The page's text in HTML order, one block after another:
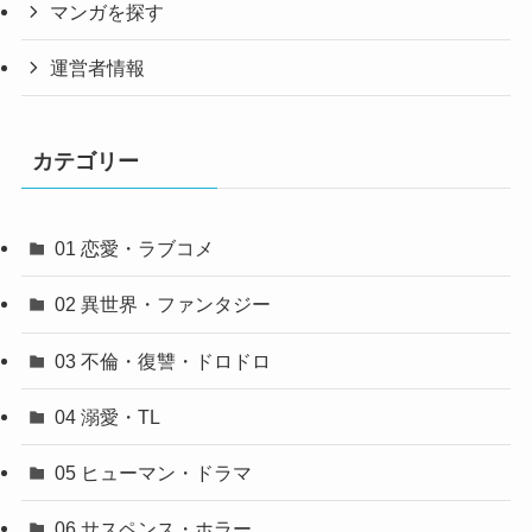
マンガを探す
運営者情報
カテゴリー
01 恋愛・ラブコメ
02 異世界・ファンタジー
03 不倫・復讐・ドロドロ
04 溺愛・TL
05 ヒューマン・ドラマ